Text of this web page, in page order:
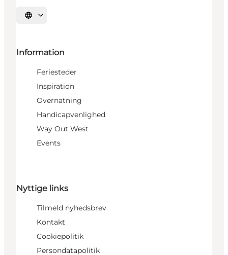
Vælg sprog
Information
Feriesteder
Inspiration
Overnatning
Handicapvenlighed
Way Out West
Events
Nyttige links
Tilmeld nyhedsbrev
Kontakt
Cookiepolitik
Persondatapolitik